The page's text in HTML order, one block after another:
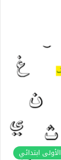
ابتدائي